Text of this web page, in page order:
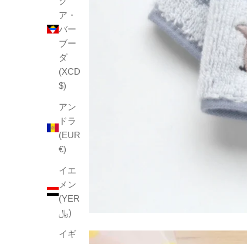
ア・
バー
ブー
ダ
(XCD
$)
アン
ドラ
(EUR
€)
イエ
メン
(YER
﷼)
イギ